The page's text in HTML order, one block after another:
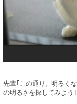
先輩｢この通り。明るく
の明るさを探してみよう｣